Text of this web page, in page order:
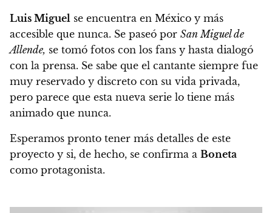
Luis Miguel se encuentra en México y más
accesible que nunca. Se paseó por San Miguel de
Allende, se tomó fotos con los fans y hasta dialogó
con la prensa. Se sabe que el cantante siempre fue
muy reservado y discreto con su vida privada,
pero parece que esta nueva serie lo tiene más
animado que nunca.
Esperamos pronto tener más detalles de este
proyecto y si, de hecho, se confirma a Boneta
como protagonista.